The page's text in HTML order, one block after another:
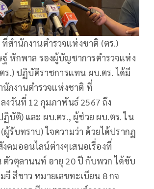
สำนักงานตำรวจแห่งชาติ (ตร.)
หักพาล รองผู้บัญชาการตำรวจแห่ง
ร.) ปฏิบัติราชการแทน ผบ.ตร. ได้มี
นักงานตำรวจแห่งชาติ ที่
งวันที่ 12 กุมภาพันธ์ 2567 ถึง
บัติ) และ ผบ.ตร., ผู้ช่วย ผบ.ตร. ใน
ผู้รับทราบ) ใจความว่า ด้วยได้ปรากฏ
งคมออนไลน์ต่างๆเสนอเรื่องที่
ตัวตุลานนท์ อายุ 20 ปี กับพวก ได้ขับ
จี สีขาว หมายเลขทะเบียน 8 กจ